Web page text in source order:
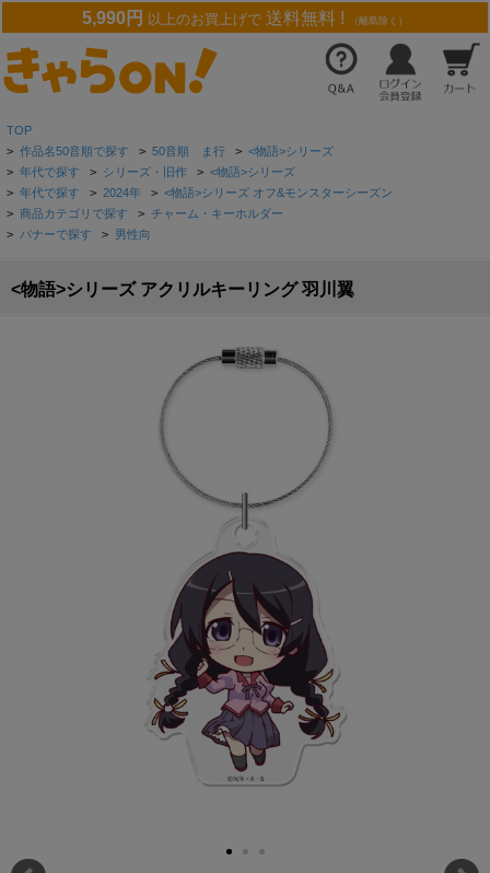
5,990円 以上のお買上げで 送料無料 ! （離島除く）
TOP
> 作品名50音順で探す > 50音順 ま行 > <物語>シリーズ
> 年代で探す > シリーズ・旧作 > <物語>シリーズ
> 年代で探す > 2024年 > <物語>シリーズ オフ&モンスターシーズン
> 商品カテゴリで探す > チャーム・キーホルダー
> バナーで探す > 男性向
<物語>シリーズ アクリルキーリング 羽川翼